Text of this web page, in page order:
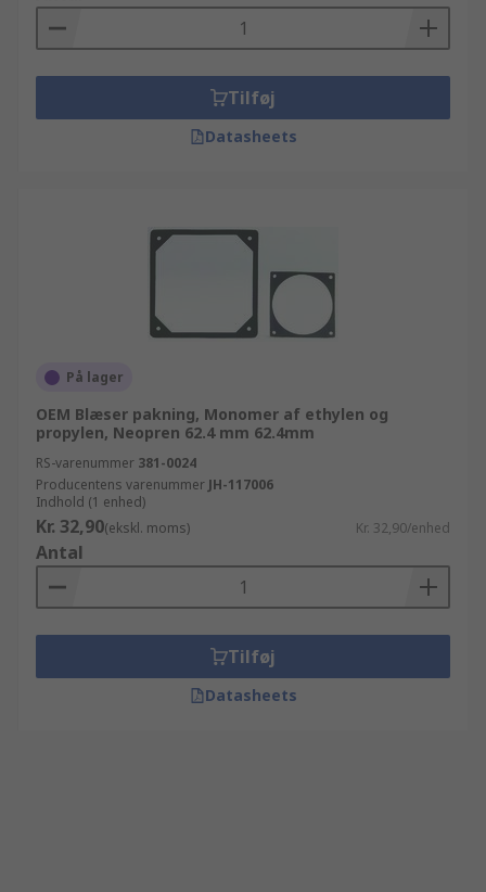
Tilføj
Datasheets
På lager
OEM Blæser pakning, Monomer af ethylen og
propylen, Neopren 62.4 mm 62.4mm
RS-varenummer 381-0024
Producentens varenummer JH-117006
Indhold (1 enhed)
Kr. 32,90(ekskl. moms) Kr. 32,90/enhed
Antal
Tilføj
Datasheets